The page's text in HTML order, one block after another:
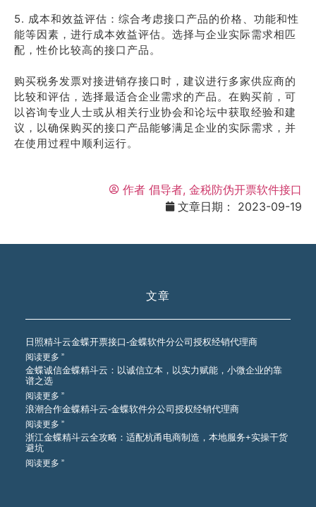
5. 成本和效益评估：综合考虑接口产品的价格、功能和性
能等因素，进行成本效益评估。选择与企业实际需求相匹
配，性价比较高的接口产品。
购买税务发票对接进销存接口时，建议进行多家供应商的
比较和评估，选择最适合企业需求的产品。在购买前，可
以咨询专业人士或从相关行业协会和论坛中获取经验和建
议，以确保购买的接口产品能够满足企业的实际需求，并
在使用过程中顺利运行。
作者 倡导者, 金税防伪开票软件接口
文章日期：
2023-09-19
文章
日照精斗云金蝶开票接口-金蝶软件分公司授权经销代理商
阅读更多 ”
金蝶诚信金蝶精斗云：以诚信立本，以实力赋能，小微企业的靠
谱之选
阅读更多 ”
浪潮合作金蝶精斗云-金蝶软件分公司授权经销代理商
阅读更多 ”
浙江金蝶精斗云全攻略：适配杭甬电商制造，本地服务+实操干货
避坑
阅读更多 ”